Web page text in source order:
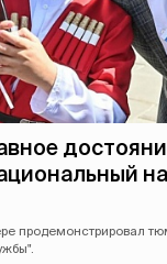
продемонстрировал